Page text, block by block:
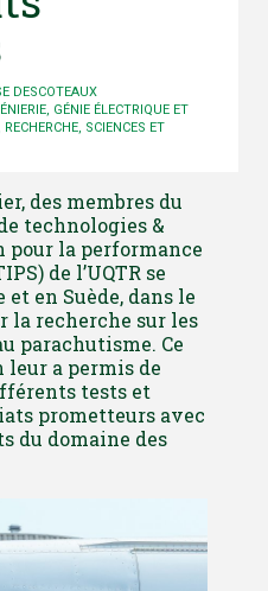
DESCOTEAUX
GÉNIE ÉLECTRIQUE ET
RECHERCHE SCIENCES ET
des membres du
technologies &
pour la performance
de l’UQTR se
en Suède, dans le
la recherche sur les
parachutisme. Ce
leur a permis de
tests et
prometteurs avec
du domaine des